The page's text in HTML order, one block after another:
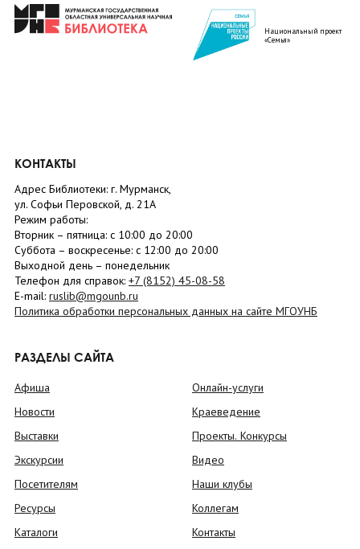
Национальный проект
«Семья»
КОНТАКТЫ
Адрес Библиотеки: г. Мурманск,
ул. Софьи Перовской, д. 21А
Режим работы:
Вторник – пятница: с 10:00 до 20:00
Суббота – воскресенье: c 12:00 до 20:00
Выходной день – понедельник
Телефон для справок: +7 (8152) 45-08-58
E-mail: ruslib@mgounb.ru
Политика обработки персональных данных на сайте МГОУНБ
РАЗДЕЛЫ САЙТА
Афиша
Новости
Выставки
Экскурсии
Посетителям
Ресурсы
Каталоги
Онлайн-услуги
Краеведение
Проекты. Конкурсы
Видео
Наши клубы
Коллегам
Контакты